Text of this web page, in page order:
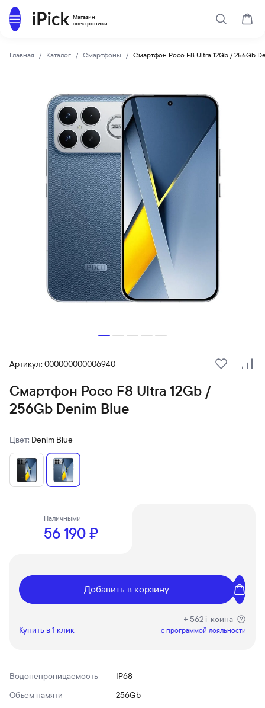
Магазин
электроники
Каталог
Поиск
Главная Каталог Смартфоны Смартфон Poco F8 Ultra 12Gb / 256Gb
Артикул: 000000000006940
В
Смартфон Poco F8 Ultra 12Gb /
256Gb Denim Blue
Цвет: Denim Blue
Наличными
56 190 ₽
Добавить в корзину
Купить в 1 клик
+ 562 i-коина
c программой лояльности
Водонепроницаемость
IP68
Объем памяти
256Gb